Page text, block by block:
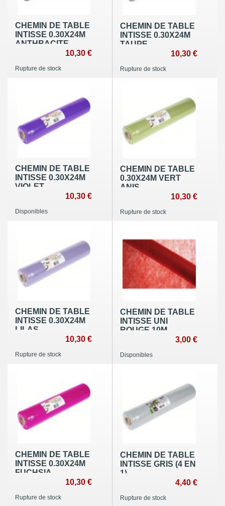
CHEMIN DE TABLE
INTISSE 0.30X24M
ANTHRACITE
10,30 €
Rupture de stock
CHEMIN DE TABLE
INTISSE 0.30X24M
TAUPE
10,30 €
Rupture de stock
CHEMIN DE TABLE
INTISSE 0.30X24M
VIOLET
10,30 €
Disponibles
CHEMIN DE TABLE
0.30X24M VERT
ANIS
10,30 €
Rupture de stock
CHEMIN DE TABLE
INTISSE 0.30X24M
LILAS
10,30 €
Rupture de stock
CHEMIN DE TABLE
INTISSE UNI
ROUGE 10M
3,00 €
Disponibles
CHEMIN DE TABLE
INTISSE 0.30X24M
FUCHSIA
10,30 €
Rupture de stock
CHEMIN DE TABLE
INTISSE GRIS (4 EN
1)
4,40 €
Rupture de stock